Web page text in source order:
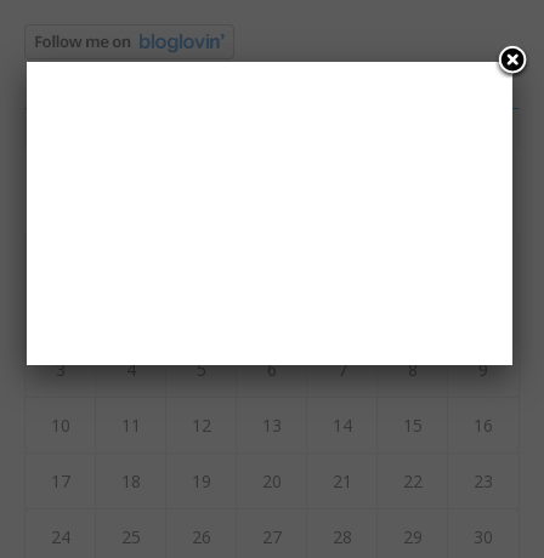
3 4 5 6 7 8 9
10 11 12 13 14 15 16
17 18 19 20 21 22 23
24 25 26 27 28 29 30